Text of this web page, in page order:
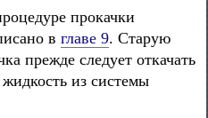
прокачки
в главе 9. Старую
прежде следует откачать
из системы